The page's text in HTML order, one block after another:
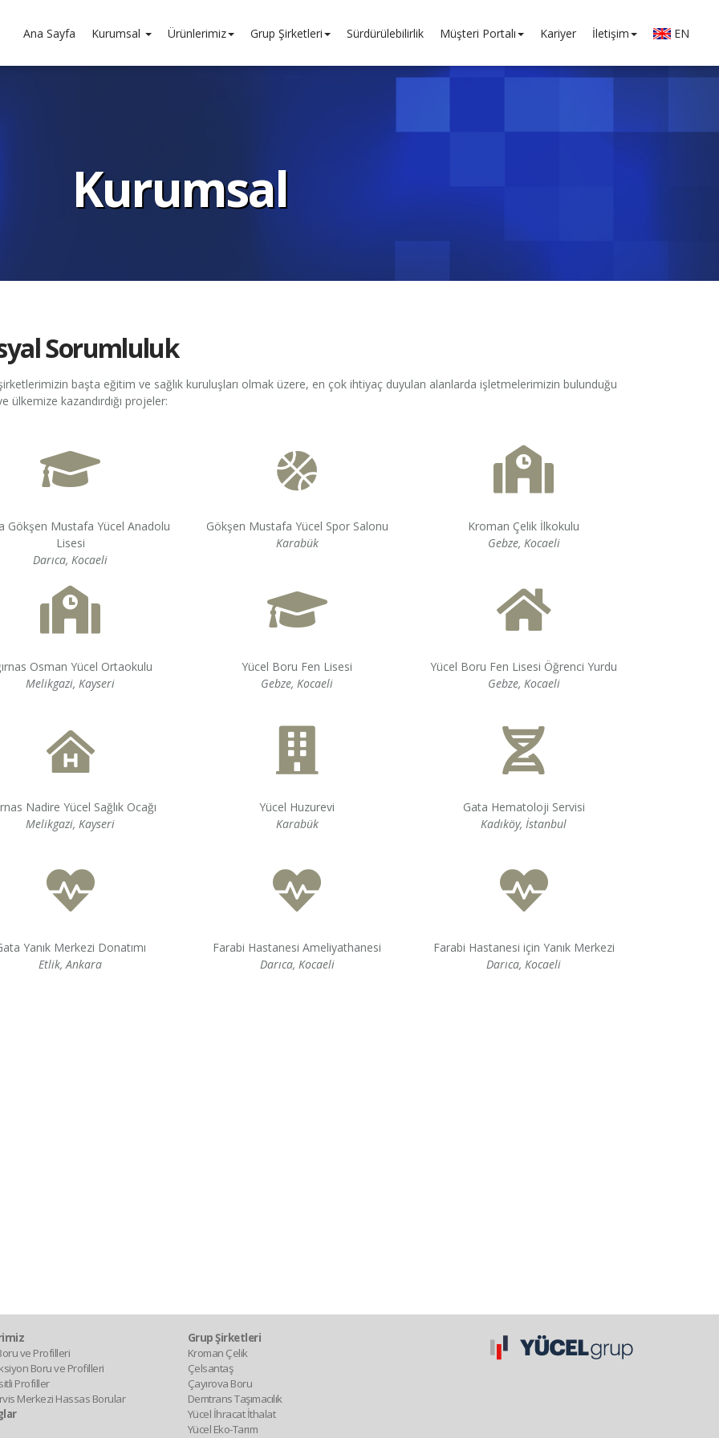
Ana Sayfa Kurumsal Ürünlerimiz Grup Şirketleri Sürdürülebilirlik Müşteri Portalı Kariyer İletişim EN
Kurumsal
Sorumluluk
başta eğitim ve sağlık kuruluşları olmak üzere, en çok ihtiyaç duyulan alanlarda işletmelerimizin bulunduğu
ülkemize kazandırdığı projeler:
Gökşen Mustafa Yücel Anadolu
Lisesi
Darıca, Kocaeli
Gökşen Mustafa Yücel Spor Salonu
Karabük
Kroman Çelik İlkokulu
Gebze, Kocaeli
Osman Yücel Ortaokulu
Melikgazi, Kayseri
Yücel Boru Fen Lisesi
Gebze, Kocaeli
Yücel Boru Fen Lisesi Öğrenci Yurdu
Gebze, Kocaeli
Nadire Yücel Sağlık Ocağı
Melikgazi, Kayseri
Yücel Huzurevi
Karabük
Gata Hematoloji Servisi
Kadıköy, İstanbul
Yanık Merkezi Donatımı
Etlik, Ankara
Farabi Hastanesi Ameliyathanesi
Darıca, Kocaeli
Farabi Hastanesi için Yanık Merkezi
Darıca, Kocaeli
ve Profilleri
Boru ve Profilleri
Profiller
Merkezi Hassas Borular
Grup Şirketleri
Kroman Çelik
Çelsantaş
Çayırova Boru
Demtrans Taşımacılık
Yücel İhracat İthalat
Yücel Eko-Tarım